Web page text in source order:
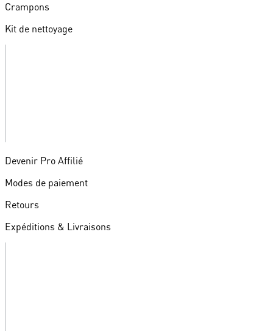
Crampons
Kit de nettoyage
Devenir Pro Affilié
Modes de paiement
Retours
Expéditions & Livraisons